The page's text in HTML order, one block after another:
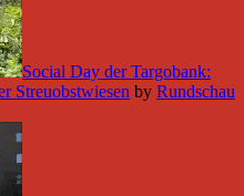
Social Day der Targobank:
Streuobstwiesen by Rundschau